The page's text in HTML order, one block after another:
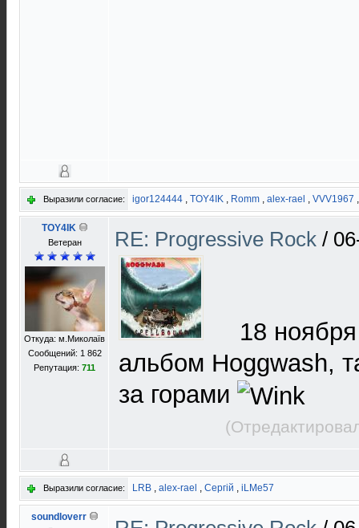
Выразили согласие: igor124444 , TOY4IK , Romm , alex-rael , VVV1967
TOY4IK
Ветеран
Откуда: м.Миколаїв
Сообщений: 1 862
Репутация: 711
RE: Progressive Rock /
18
альбом Hoggwash,
за горами
Выразили согласие: LRB , alex-rael , Сергій , iLMe57
soundloverr